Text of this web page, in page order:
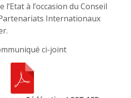
à l’occasion du Conseil
Internationaux
ci-joint